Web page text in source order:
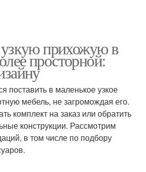
узкую прихожую в
просторной:
поставить в маленькое узкое
мебель, не загромождая его.
комплект на заказ или обратить
конструкции. Рассмотрим
в том числе по подбору